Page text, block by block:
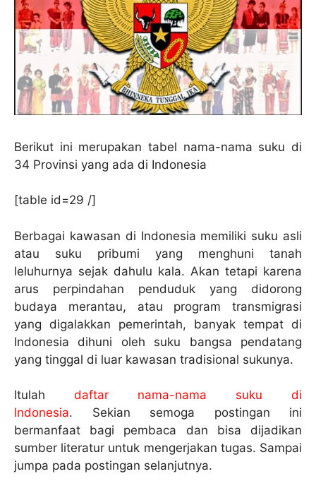
Berikut ini merupakan tabel nama-nama suku di
34 Provinsi yang ada di Indonesia
[table id=29 /]
Berbagai kawasan di Indonesia memiliki suku asli
atau suku pribumi yang menghuni tanah
leluhurnya sejak dahulu kala. Akan tetapi karena
arus perpindahan penduduk yang didorong
budaya merantau, atau program transmigrasi
yang digalakkan pemerintah, banyak tempat di
Indonesia dihuni oleh suku bangsa pendatang
yang tinggal di luar kawasan tradisional sukunya.
Itulah daftar nama-nama suku di
Indonesia. Sekian semoga postingan ini
bermanfaat bagi pembaca dan bisa dijadikan
sumber literatur untuk mengerjakan tugas. Sampai
jumpa pada postingan selanjutnya.